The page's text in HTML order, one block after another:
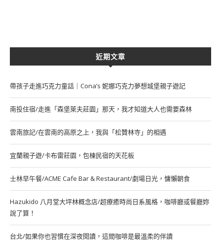
近期文章
帶孩子走進巧克力童話｜Cona’s 妮娜巧克力夢想城堡親子遊記
南投住宿/走進「森堡萊夫莊園」那天，我才知道大人也需要森林
雲南旅記/在雲南的高原之上，我與「松贊林寺」的相遇
宜蘭親子遊/卡布雷莊園，包棟民宿的天花板
士林早午餐/ACME Cafe Bar & Restaurant/劇場日光，慵懶朝食
Hazukido 八月堂大坪林概念店/超療癒時尚日系風格，咖啡廳或餐廳妳
說了算！
台北/如果你也習慣在深夜閱讀，這間咖啡是最溫柔的伴讀